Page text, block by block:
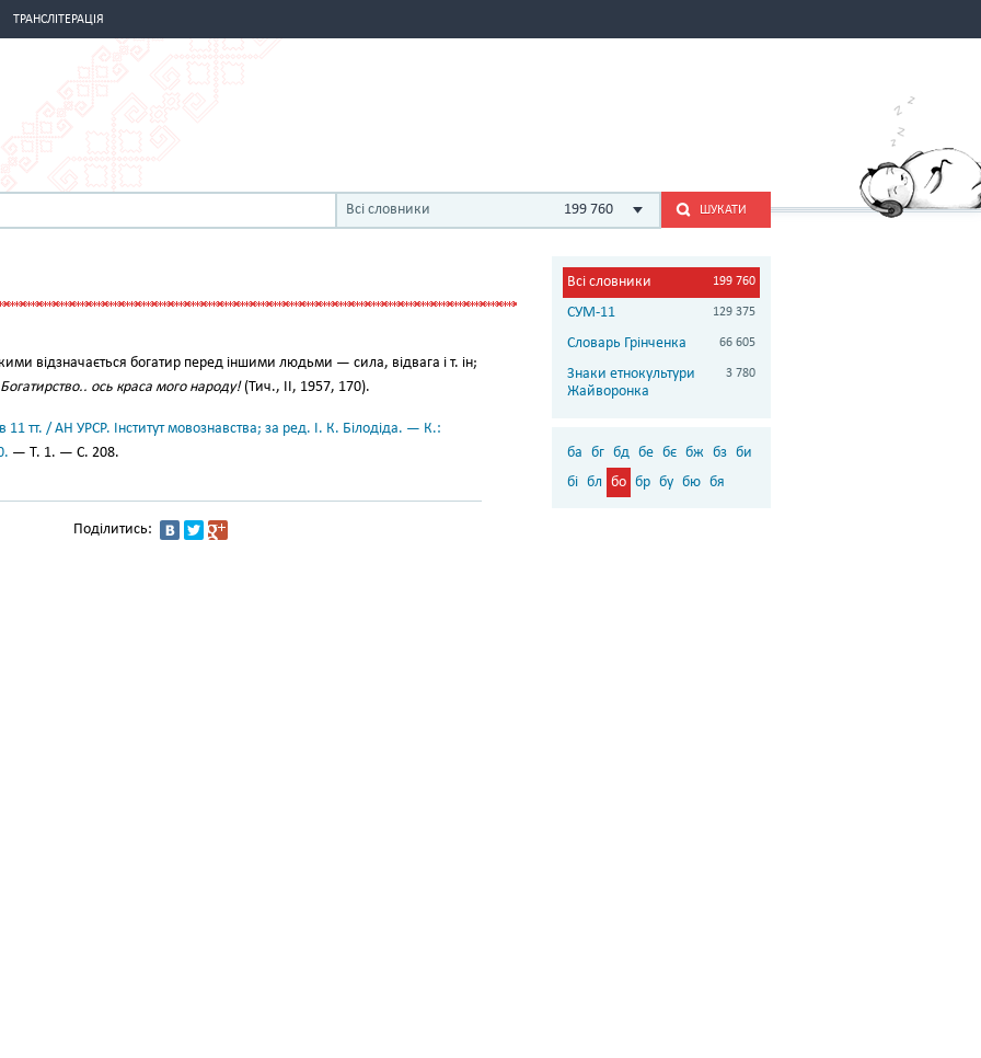
ТРАНСЛІТЕРАЦІЯ
Всі словники 199 760 ШУКАТИ
відзначається богатир перед іншими людьми — сила, відвага і т. ін;
Богатирство.. ось краса мого народу!(Тич., II, 1957, 170).
11 тт. / АН УРСР. Інститут мовознавства; за ред. І. К. Білодіда. — К.:
— Т. 1. — С. 208.
Поділитись:
Всі словники 199 760
СУМ-11 129 375
Словарь Грінченка 66 605
Знаки етнокультури
Жайворонка
3 780
ба бг бд бе бє бж бз би
бі бл бо бр бу бю бя